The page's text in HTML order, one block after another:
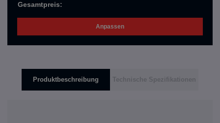
Gesamtpreis:
Anpassen
Produktbeschreibung Technische Spezifikationen